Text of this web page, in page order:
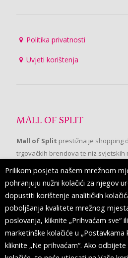
Politika privatnosti
Uvjeti korištenja
MALL OF SPLIT
Mall of Split prestižna je shopping
trgovačkih brendova te niz svjetskih
prvi put pojavljuju u Splitu.
PRATITE NAS
Prilikom posjeta našem mrežnom
pohranjuju nužni kolačići za njegov
dopustiti korištenje analitičkih
poboljšanja kvalitete mrežnog
poslovanja, kliknite „Prihvaćam sve“
marketinške kolačiće u „Postavkama
kliknite „Ne prihvaćam“. Ako